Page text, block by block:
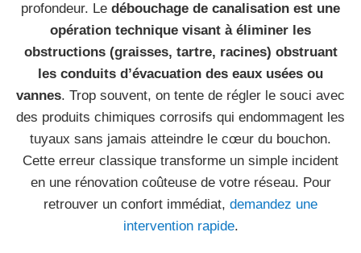
profondeur. Le débouchage de canalisation est une
opération technique visant à éliminer les
obstructions (graisses, tartre, racines) obstruant
les conduits d’évacuation des eaux usées ou
vannes. Trop souvent, on tente de régler le souci avec
des produits chimiques corrosifs qui endommagent les
tuyaux sans jamais atteindre le cœur du bouchon.
Cette erreur classique transforme un simple incident
en une rénovation coûteuse de votre réseau. Pour
retrouver un confort immédiat, demandez une
intervention rapide.